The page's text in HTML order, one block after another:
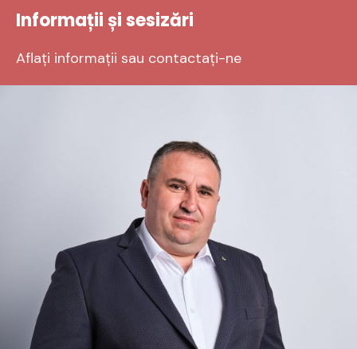
Informații și sesizări
Aflați informații sau contactați-ne